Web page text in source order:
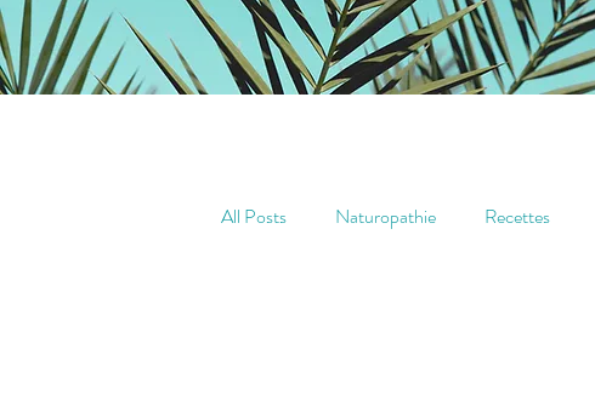
All Posts Naturopathie Recettes